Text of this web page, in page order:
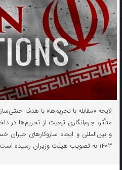
لایحه «مقابله با تحریم‌ها» با هدف
متأثر، جرم‌انگاری تبعیت از تحریم‌ها در
۱۴۰۳ به تصویب هیئت وزیران رسیده است.